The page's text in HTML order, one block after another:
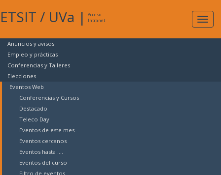
ETSIT / UVa |
Acceso
Intranet
Anuncios y avisos
Empleo y prácticas
Conferencias y Talleres
Elecciones
Eventos Web
Conferencias y Cursos
Destacado
Teleco Day
Eventos de este mes
Eventos cercanos
Eventos hasta ....
Eventos del curso
Filtro de eventos